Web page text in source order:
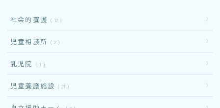
社会的養護 12
児童相談所 2
乳児院 1
児童養護施設 21